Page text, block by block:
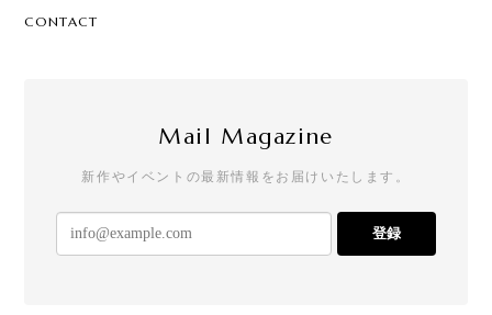
CONTACT
Mail Magazine
新作やイベントの最新情報をお届けいたします。
登録